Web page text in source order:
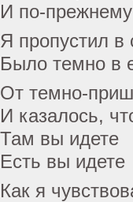
И по-
Я пропустил в
Было темно в
От темно-
И казалось,
Там вы идете
Есть вы идете
Как я